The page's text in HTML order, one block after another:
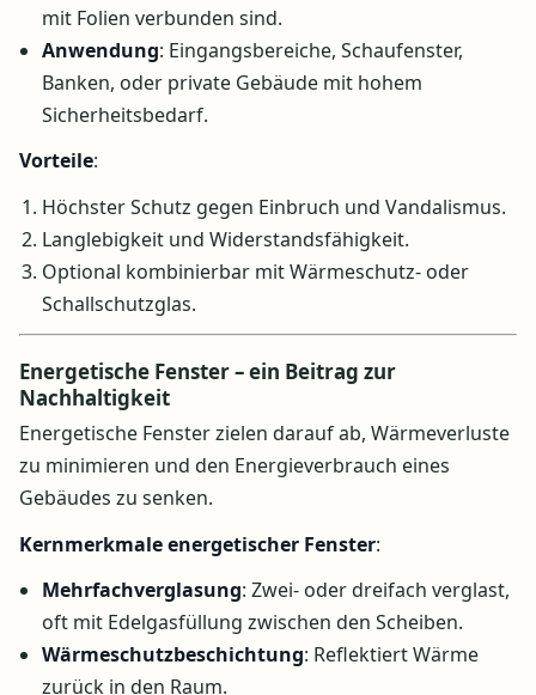
mit Folien verbunden sind.
Anwendung: Eingangsbereiche, Schaufenster,
Banken, oder private Gebäude mit hohem
Sicherheitsbedarf.
Vorteile:
Höchster Schutz gegen Einbruch und Vandalismus.
Langlebigkeit und Widerstandsfähigkeit.
Optional kombinierbar mit Wärmeschutz- oder
Schallschutzglas.
Energetische Fenster – ein Beitrag zur
Nachhaltigkeit
Energetische Fenster zielen darauf ab, Wärmeverluste
zu minimieren und den Energieverbrauch eines
Gebäudes zu senken.
Kernmerkmale energetischer Fenster:
Mehrfachverglasung: Zwei- oder dreifach verglast,
oft mit Edelgasfüllung zwischen den Scheiben.
Wärmeschutzbeschichtung: Reflektiert Wärme
zurück in den Raum.